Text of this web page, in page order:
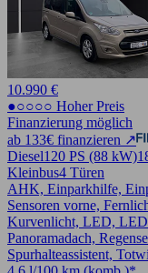
10.990 €
●○○○○ Hoher Preis
Finanzierung möglich
ab 133€ finanzieren ↗
Diesel120 PS (88 kW)
Kleinbus4 Türen
AHK, Einparkhilfe,
Sensoren vorne,
Kurvenlicht, LED,
Panoramadach,
Spurhalteassistent,